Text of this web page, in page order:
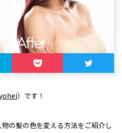
）です！
の髪の色を変える方法をご紹介し